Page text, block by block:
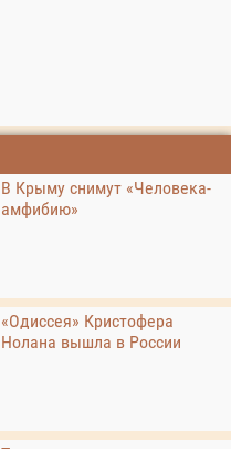
В Крыму снимут «Человека-
амфибию»
«Одиссея» Кристофера
Нолана вышла в России